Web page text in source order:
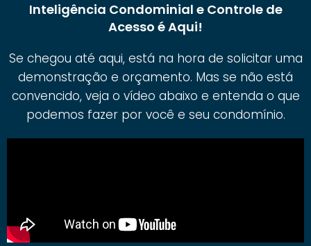
Inteligência Condominial e Controle de
Acesso é Aqui!
Se chegou até aqui, está na hora de solicitar uma
demonstração e orçamento. Mas se não está
convencido, veja o vídeo abaixo e entenda o que
podemos fazer por você e seu condomínio.